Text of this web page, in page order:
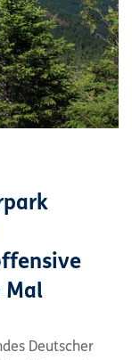
Mal
Deutscher